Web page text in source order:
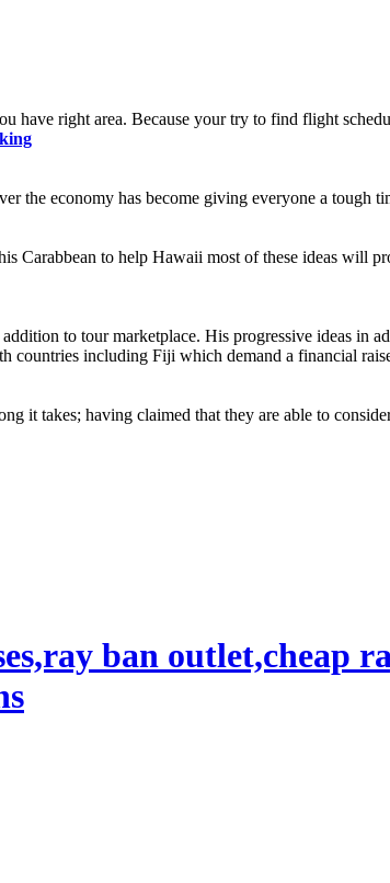
have right area. Because your try to find flight
the economy has become giving everyone a tough
Carabbean to help Hawaii most of these ideas will
to tour marketplace. His progressive ideas in
countries including Fiji which demand a financial
it takes; having claimed that they are able to
ban outlet,cheap